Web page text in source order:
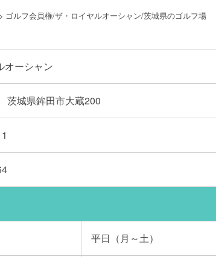
> ゴルフ会員権/ザ・ロイヤルオーシャン/茨城県のゴルフ場
オーシャン
城県鉾田市大蔵200
平日（月～土）